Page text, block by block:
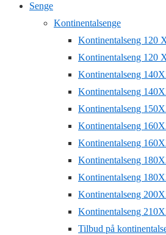
Senge
Kontinentalsenge
Kontinentalseng 120
Kontinentalseng 120
Kontinentalseng
Kontinentalseng
Kontinentalseng
Kontinentalseng
Kontinentalseng
Kontinentalseng
Kontinentalseng
Kontinentalseng
Kontinentalseng
Tilbud på